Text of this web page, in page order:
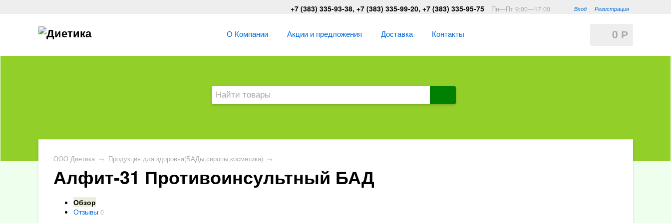
Вход Регистрация
+7 (383) 335-93-38, +7 (383) 335-99-20, +7 (383) 335-95-75 Пн—Пт 9:00—17:00
0 Р
О Компании Акции и предложения Доставка Контакты
ООО Диетика → Продукция для здоровья(БАДы,сиропы,косметика) →
Алфит-31 Противоинсультный БАД
Обзор
Отзывы 0